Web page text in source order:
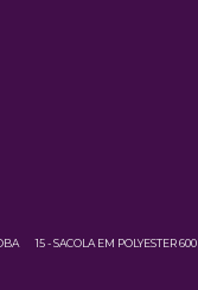
15 - SACOLA EM POLYESTER 600